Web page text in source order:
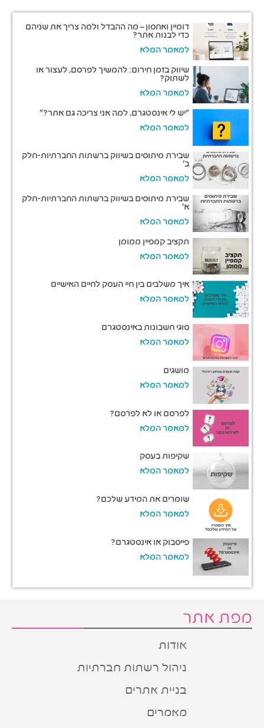
דומיין ואחסון – מה ההבדל ולמה צריך את שניהם
כדי לבנות אתר?
למאמר המלא
שיווק בזמן חירום: להמשיך לפרסם, לעצור או
לשתוק?
למאמר המלא
“יש לי אינסטגרם, למה אני צריכה גם אתר?”
למאמר המלא
שבירת מיתוסים בשיווק ברשתות החברתיות-חלק
ב'
למאמר המלא
שבירת מיתוסים בשיווק ברשתות החברתיות-חלק
א'
למאמר המלא
תקציב קמפיין ממומן
למאמר המלא
איך משלבים בין חיי העסק לחיים האישיים
למאמר המלא
סוגי חשבונות באינסטגרם
למאמר המלא
מושגים
למאמר המלא
לפרסם או לא לפרסם?
למאמר המלא
שקיפות בעסק
למאמר המלא
שומרים את המידע שלכם?
למאמר המלא
פייסבוק או אינסטגרם?
למאמר המלא
מפת אתר
אודות
ניהול רשתות חברתיות
בניית אתרים
מאמרים